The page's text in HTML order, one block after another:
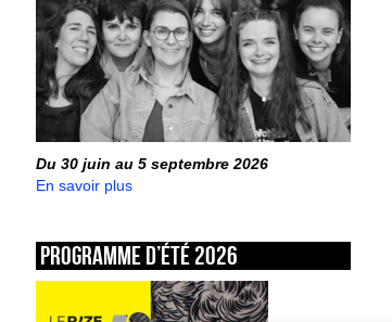
Du 30 juin au 5 septembre 2026
En savoir plus
Programme d’été 2026